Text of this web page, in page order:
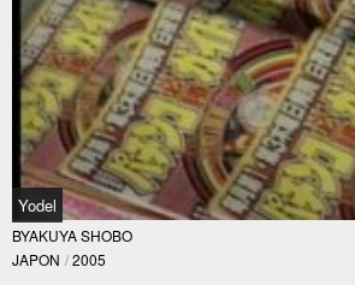
Yodel
BYAKUYA SHOBO
JAPON / 2005